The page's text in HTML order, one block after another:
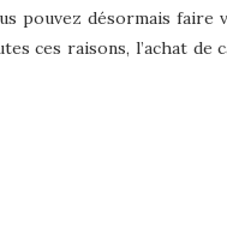
pouvez désormais faire
ces raisons, l’achat de